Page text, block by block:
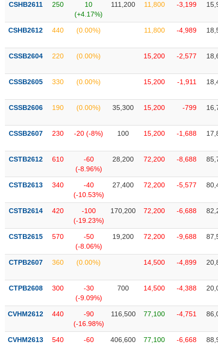
CSHB2611 250
10
(+4.17%)
111,200 11,800 -3,199
CSHB2612 440 (0.00%) 11,800 -4,989
CSSB2604 220 (0.00%) 15,200 -2,577
CSSB2605 330 (0.00%) 15,200 -1,911
CSSB2606 190 (0.00%) 35,300 15,200 -799
CSSB2607 230 -20 (-8%) 100 15,200 -1,688
CSTB2612 610
-60
(-8.96%)
28,200 72,200 -8,688
CSTB2613 340
-40
(-10.53%)
27,400 72,200 -5,577
CSTB2614 420
-100
(-19.23%)
170,200 72,200 -6,688
CSTB2615 570
-50
(-8.06%)
19,200 72,200 -9,688
CTPB2607 360 (0.00%) 14,500 -4,899
CTPB2608 300
-30
(-9.09%)
700 14,500 -4,388
CVHM2612 440
-90
(-16.98%)
116,500 77,100 -4,751
CVHM2613 540
-60
406,600 77,100 -6,668
Tất cả Cổ phiếu Chỉ số Chứng chỉ quỹ Chứng
Lãnh
(-)
tức
(-)
của
(-)
Báo
phân
tích
ngữ
(-)
Dịch
(-)